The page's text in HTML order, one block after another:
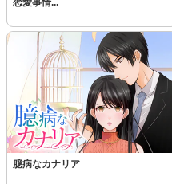
恋愛事情...
臆病なカナリア